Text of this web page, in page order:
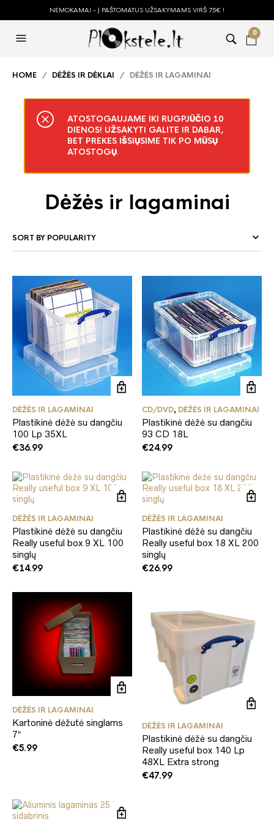
NEMOKAMAI - Į PAŠTOMATUS UŽSAKYMAMS VIRŠ 75€ !
0
HOME / DĖŽĖS IR DĖKLAI / DĖŽĖS IR LAGAMINAI
ATOSTOGAUJAME IKI RUGPJŪČIO 10
DIENOS! UŽSAKYTI GALITE IR DABAR,
BET PREKES IŠSIŲSIME TIK PO MŪSŲ
ATOSTOGŲ.
Dėžės ir lagaminai
DĖŽĖS IR LAGAMINAI
Plastikinė dėžė su dangčiu
100 Lp 35XL
€36.99
CD/DVD, DĖŽĖS IR LAGAMINAI
Plastikinė dėžė su dangčiu
93 CD 18L
€24.99
DĖŽĖS IR LAGAMINAI
Plastikinė dėžė su dangčiu
Really useful box 9 XL 100
singlų
€14.99
DĖŽĖS IR LAGAMINAI
Plastikinė dėžė su dangčiu
Really useful box 18 XL 200
singlų
€26.99
DĖŽĖS IR LAGAMINAI
Kartoninė dėžutė singlams
7″
€5.99
DĖŽĖS IR LAGAMINAI
Plastikinė dėžė su dangčiu
Really useful box 140 Lp
48XL Extra strong
€47.99